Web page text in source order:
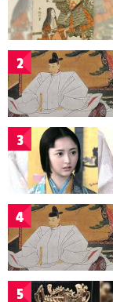
2
3
4
5